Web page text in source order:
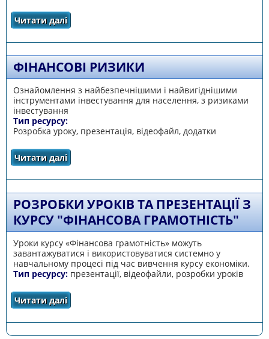
Читати далі
ФІНАНСОВІ РИЗИКИ
Ознайомлення з найбезпечнішими і найвигіднішими
інструментами інвестування для населення, з ризиками
інвестування
Тип ресурсу:
Розробка уроку, презентація, відеофайл, додатки
Читати даліпро Фінансові ризики
РОЗРОБКИ УРОКІВ ТА ПРЕЗЕНТАЦІЇ З
КУРСУ "ФІНАНСОВА ГРАМОТНІСТЬ"
Уроки курсу «Фінансова грамотність» можуть
завантажуватися і використовуватися системно у
навчальному процесі під час вивчення курсу економіки.
Тип ресурсу: презентації, відеофайли, розробки уроків
Читати далі